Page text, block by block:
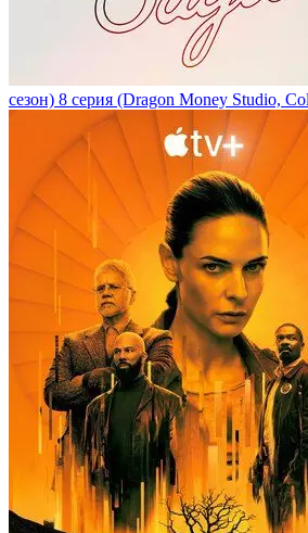
сезон) 8 серия (Dragon Money Studio,